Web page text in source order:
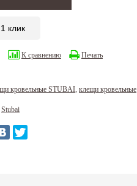
клик
К сравнению Печать
кровельные STUBAI клещи кровельные
Stubai